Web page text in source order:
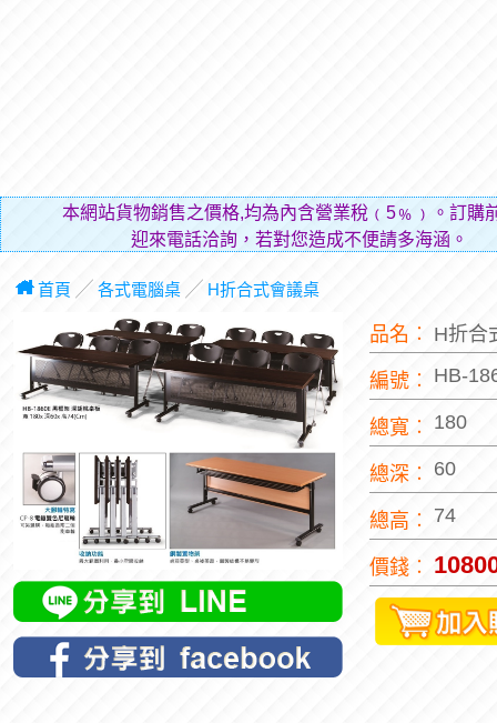
本網站貨物銷售之價格,均為內含營業稅﹙5﹪﹚。訂購
迎來電話洽詢，若對您造成不便請多海涵。
首頁 ╱ 各式電腦桌╱ H折合式會議桌
品名︰ H折合
編號︰ HB-
總寬︰ 180
總深︰ 60
總高︰ 74
價錢︰